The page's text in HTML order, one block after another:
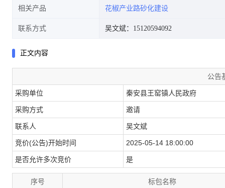
相关产品 花椒产业路砂化建设
联系方式 吴文斌：15120594092
正文内容
公告
采购单位 秦安县王窑镇人民政府
采购方式 邀请
联系人 吴文斌
竞价(公告)开始时间 2025-05-14 18:00:00
是否允许多次竞价 是
序号 标包名称